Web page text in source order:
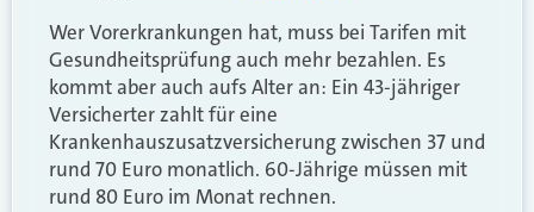
Wer Vorerkrankungen hat, muss bei Tarifen mit
Gesundheitsprüfung auch mehr bezahlen. Es
kommt aber auch aufs Alter an: Ein 43-jähriger
Versicherter zahlt für eine
Krankenhauszusatzversicherung zwischen 37 und
rund 70 Euro monatlich. 60-Jährige müssen mit
rund 80 Euro im Monat rechnen.